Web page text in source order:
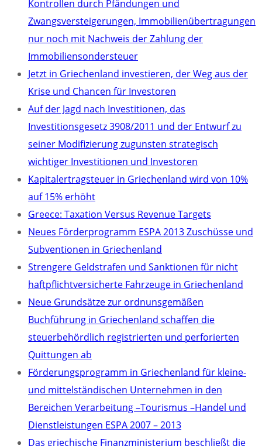
Kontrollen durch Pfändungen und
Zwangsversteigerungen, Immobilienübertragungen
nur noch mit Nachweis der Zahlung der
Immobiliensondersteuer
Jetzt in Griechenland investieren, der Weg aus der
Krise und Chancen für Investoren
Auf der Jagd nach Investitionen, das
Investitionsgesetz 3908/2011 und der Entwurf zu
seiner Modifizierung zugunsten strategisch
wichtiger Investitionen und Investoren
Kapitalertragsteuer in Griechenland wird von 10%
auf 15% erhöht
Greece: Taxation Versus Revenue Targets
Neues Förderprogramm ESPA 2013 Zuschüsse und
Subventionen in Griechenland
Strengere Geldstrafen und Sanktionen für nicht
haftpflichtversicherte Fahrzeuge in Griechenland
Neue Grundsätze zur ordnunsgemäßen
Buchführung in Griechenland schaffen die
steuerbehördlich registrierten und perforierten
Quittungen ab
Förderungsprogramm in Griechenland für kleine-
und mittelständischen Unternehmen in den
Bereichen Verarbeitung –Tourismus –Handel und
Dienstleistungen ESPA 2007 – 2013
Das griechische Finanzministerium beschließt die